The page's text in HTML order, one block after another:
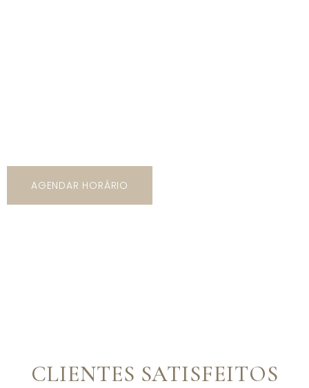
AGENDAR HORÁRIO
CLIENTES SATISFEITOS